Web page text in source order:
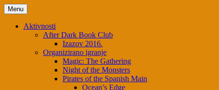
Skip
to
content
Menu
Aktivnosti
After Dark Book Club
Izazov 2016.
Organizirano igranje
Magic: The Gathering
Night of the Monsters
Pirates of the Spanish Main
Ocean’s Edge